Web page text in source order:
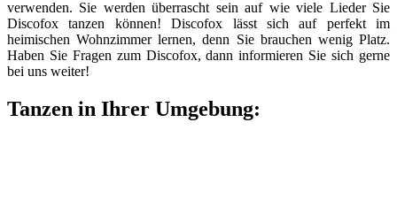
verwenden. Sie werden überrascht sein auf wie viele Lieder Sie
Discofox tanzen können! Discofox lässt sich auf perfekt im
heimischen Wohnzimmer lernen, denn Sie brauchen wenig Platz.
Haben Sie Fragen zum Discofox, dann informieren Sie sich gerne
bei uns weiter!
Tanzen in Ihrer Umgebung: